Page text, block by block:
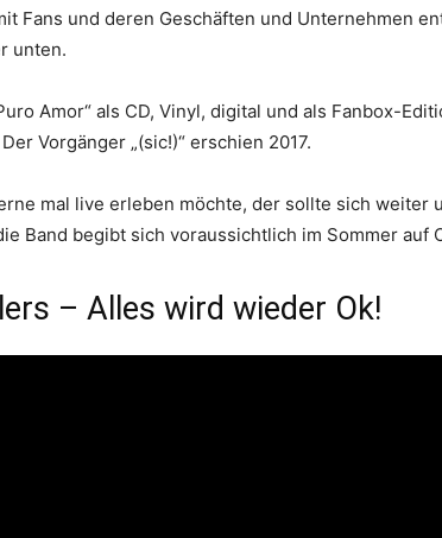
Fans und deren Geschäften und Unternehmen
unten.
Amor“ als CD, Vinyl, digital und als Fanbox-
Vorgänger „(sic!)“ erschien 2017.
mal live erleben möchte, der sollte sich weiter
Band begibt sich voraussichtlich im Sommer auf
– Alles wird wieder Ok!